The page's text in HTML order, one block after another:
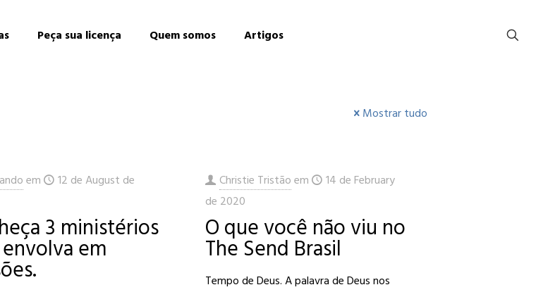
Peça sua licença Quem somos Artigos
Mostrar tudo
em
12 de August de
3 ministérios
em
Christie Tristãoem
14 de February
de 2020
O que você não viu no
The Send Brasil
Tempo de Deus. A palavra de Deus nos